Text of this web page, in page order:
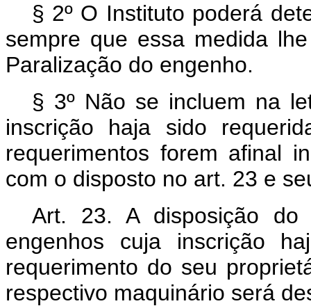
§ 2º O Instituto poderá
sempre que essa medida
Paralização do engenho.
§ 3º Não se incluem na
inscrição haja sido
requerimentos forem afinal
com o disposto no art. 23 e
Art. 23. A disposição
engenhos cuja inscrição
requerimento do seu
respectivo maquinário será